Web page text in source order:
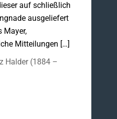
auf schließlich
ausgeliefert
Mayer,
Mitteilungen […]
Halder (1884 –